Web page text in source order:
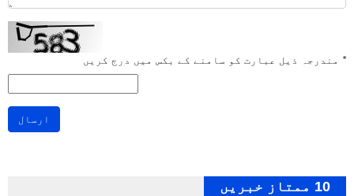
* مندرجہ ذیل عبارت کو سامنے کے بکس میں درج کریں
ارسال
10 ممتاز خبریں